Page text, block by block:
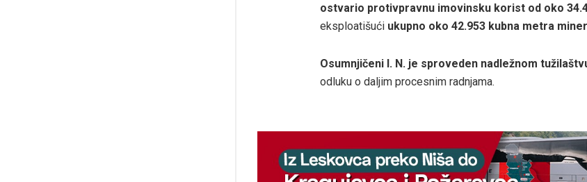
ostvario protivpravnu imovinsku korist od oko
eksploatišući ukupno oko 42.953 kubna metra
Osumnjičeni I. N. je sproveden nadležnom
odluku o daljim procesnim radnjama.